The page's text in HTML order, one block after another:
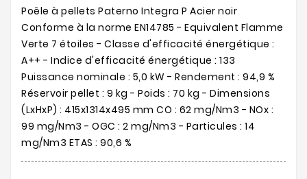
Poêle à pellets Paterno Integra P Acier noir
Conforme à la norme EN14785 - Equivalent Flamme
Verte 7 étoiles - Classe d'efficacité énergétique :
A++ - Indice d'efficacité énergétique : 133
Puissance nominale : 5,0 kW - Rendement : 94,9 %
Réservoir pellet : 9 kg - Poids : 70 kg - Dimensions
(LxHxP) : 415x1314x495 mm CO : 62 mg/Nm3 - NOx :
99 mg/Nm3 - OGC : 2 mg/Nm3 - Particules : 14
mg/Nm3 ETAS : 90,6 %